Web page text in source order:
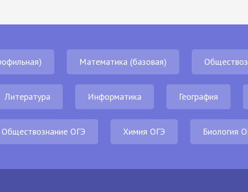
Математика (базовая)
Литература Информатика География
Обществознание ОГЭ Химия ОГЭ Биология